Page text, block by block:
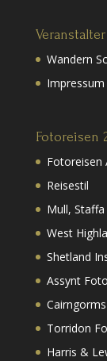
Wandern
Fotoreisen
Fotoreisen
Reisestil
Mull,
West
Shetland
Assynt
Torridon
Harris &